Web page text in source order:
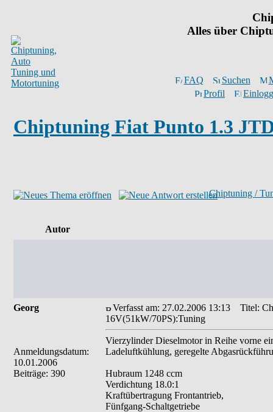
Alles über
FAQ Suchen
Profil
Chiptuning Fiat Punto 1.3
Chiptuning /
Autor
Georg
Anmeldungsdatum:
10.01.2006
Beiträge: 390
Verfasst am: 27.02.2006 13:13
Titel:
16V(51kW/70PS):Tuning
Vierzylinder Dieselmotor in Reihe vorne
Ladeluftkühlung, geregelte
Hubraum 1248 ccm
Verdichtung 18.0:1
Kraftübertragung Frontantrieb,
Fünfgang-Schaltgetriebe